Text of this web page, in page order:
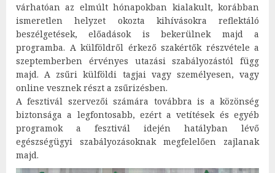
várhatóan az elmúlt hónapokban kialakult, korábban
ismeretlen helyzet okozta kihívásokra reflektáló
beszélgetések, előadások is bekerülnek majd a
programba. A külföldről érkező szakértők részvétele a
szeptemberben érvényes utazási szabályozástól függ
majd. A zsűri külföldi tagjai vagy személyesen, vagy
online vesznek részt a zsűrizésben.
A fesztivál szervezői számára továbbra is a közönség
biztonsága a legfontosabb, ezért a vetítések és egyéb
programok a fesztivál idején hatályban lévő
egészségügyi szabályozásoknak megfelelően zajlanak
majd.